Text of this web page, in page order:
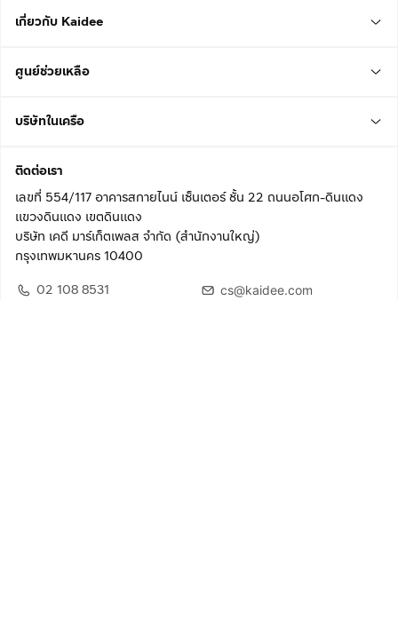
เกี่ยวกับ Kaidee
ศูนย์ช่วยเหลือ
บริษัทในเครือ
ติดต่อเรา
เลขที่ 554/117 อาคารสกายไนน์ เซ็นเตอร์ ชั้น 22 ถนนอโศก-ดินแดง
แขวงดินแดง เขตดินแดง
บริษัท เคดี มาร์เก็ตเพลส จำกัด (สำนักงานใหญ่)
กรุงเทพมหานคร 10400
02 108 8531
cs@kaidee.com